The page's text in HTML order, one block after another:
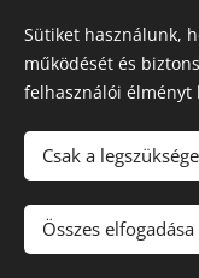
Sütiket használunk,
működését és
felhasználói élményt
Csak a
Összes elfogadása